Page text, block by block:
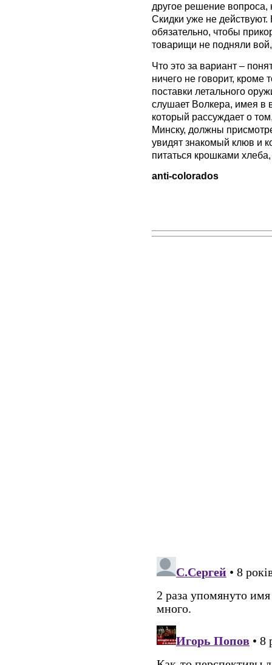
другое решение вопроса,
Скидки уже не
обязательно, чтобы
товарищи не подняли
Что это за вариант –
ничего не говорит,
поставки летального
слушает Волкера, имея в
который рассуждает о
Минску, должны
увидят знакомый клюв и
питаться крошками
anti-colorados